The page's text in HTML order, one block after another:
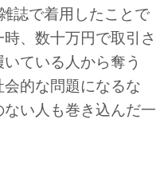
誌で着用したことで
、数十万円で取引さ
ている人から奪う
会的な問題になるな
い人も巻き込んだ一